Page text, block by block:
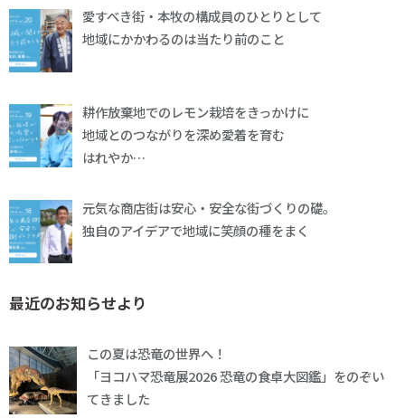
愛すべき街・本牧の構成員のひとりとして
地域にかかわるのは当たり前のこと
耕作放棄地でのレモン栽培をきっかけに
地域とのつながりを深め愛着を育む
はれやか…
元気な商店街は安心・安全な街づくりの礎。
独自のアイデアで地域に笑顔の種をまく
最近のお知らせより
この夏は恐竜の世界へ！
「ヨコハマ恐竜展2026 恐竜の食卓大図鑑」をのぞい
てきました